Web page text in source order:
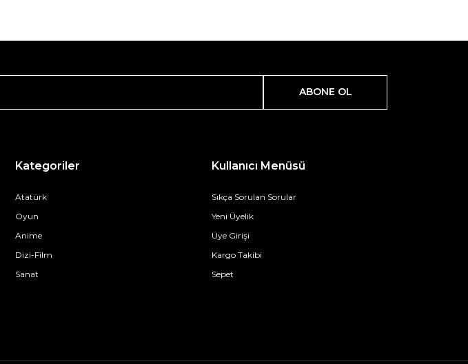
ABONE OL
Kategoriler
Atatürk
Oyun
Anime
Dizi-Film
Sanat
Kullanıcı Menüsü
Sıkça Sorulan Sorular
Yeni Üyelik
Üye Girişi
Kargo Takibi
Sepet